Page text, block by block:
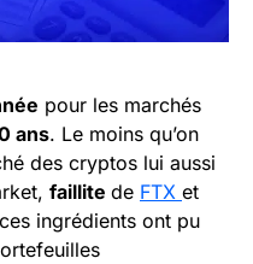
pour les marchés
ans. Le moins qu’on
des cryptos lui aussi
faillite de FTX et
ingrédients ont pu